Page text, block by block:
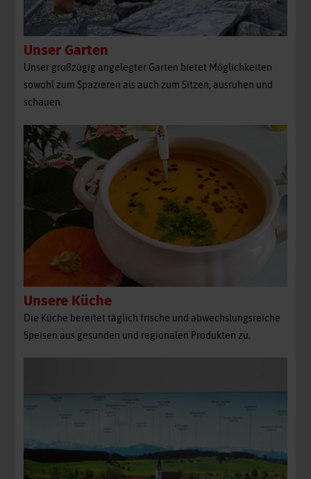
Unser Garten
Unser großzügig angelegter Garten bietet Möglichkeiten
sowohl zum Spazieren als auch zum Sitzen, ausruhen und
schauen.
Unsere Küche
Die Küche bereitet täglich frische und abwechslungsreiche
Speisen aus gesunden und regionalen Produkten zu.